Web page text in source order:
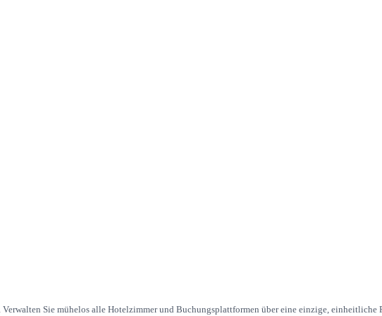
Sie mühelos alle Hotelzimmer und Buchungsplattformen über eine einzige, einheitliche